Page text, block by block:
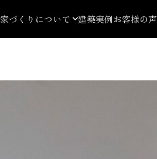
家づくりについて 建築実例お客様の声